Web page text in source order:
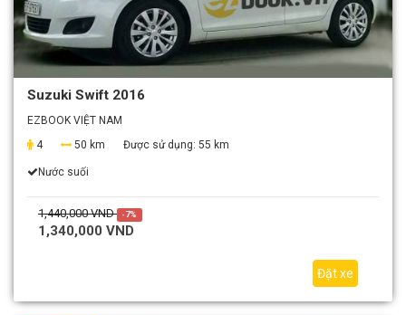
Suzuki Swift 2016
EZBOOK VIỆT NAM
4
50 km Được sử dụng: 55 km
Nước suối
1,440,000 VND -7%
1,340,000 VND
Đặt xe